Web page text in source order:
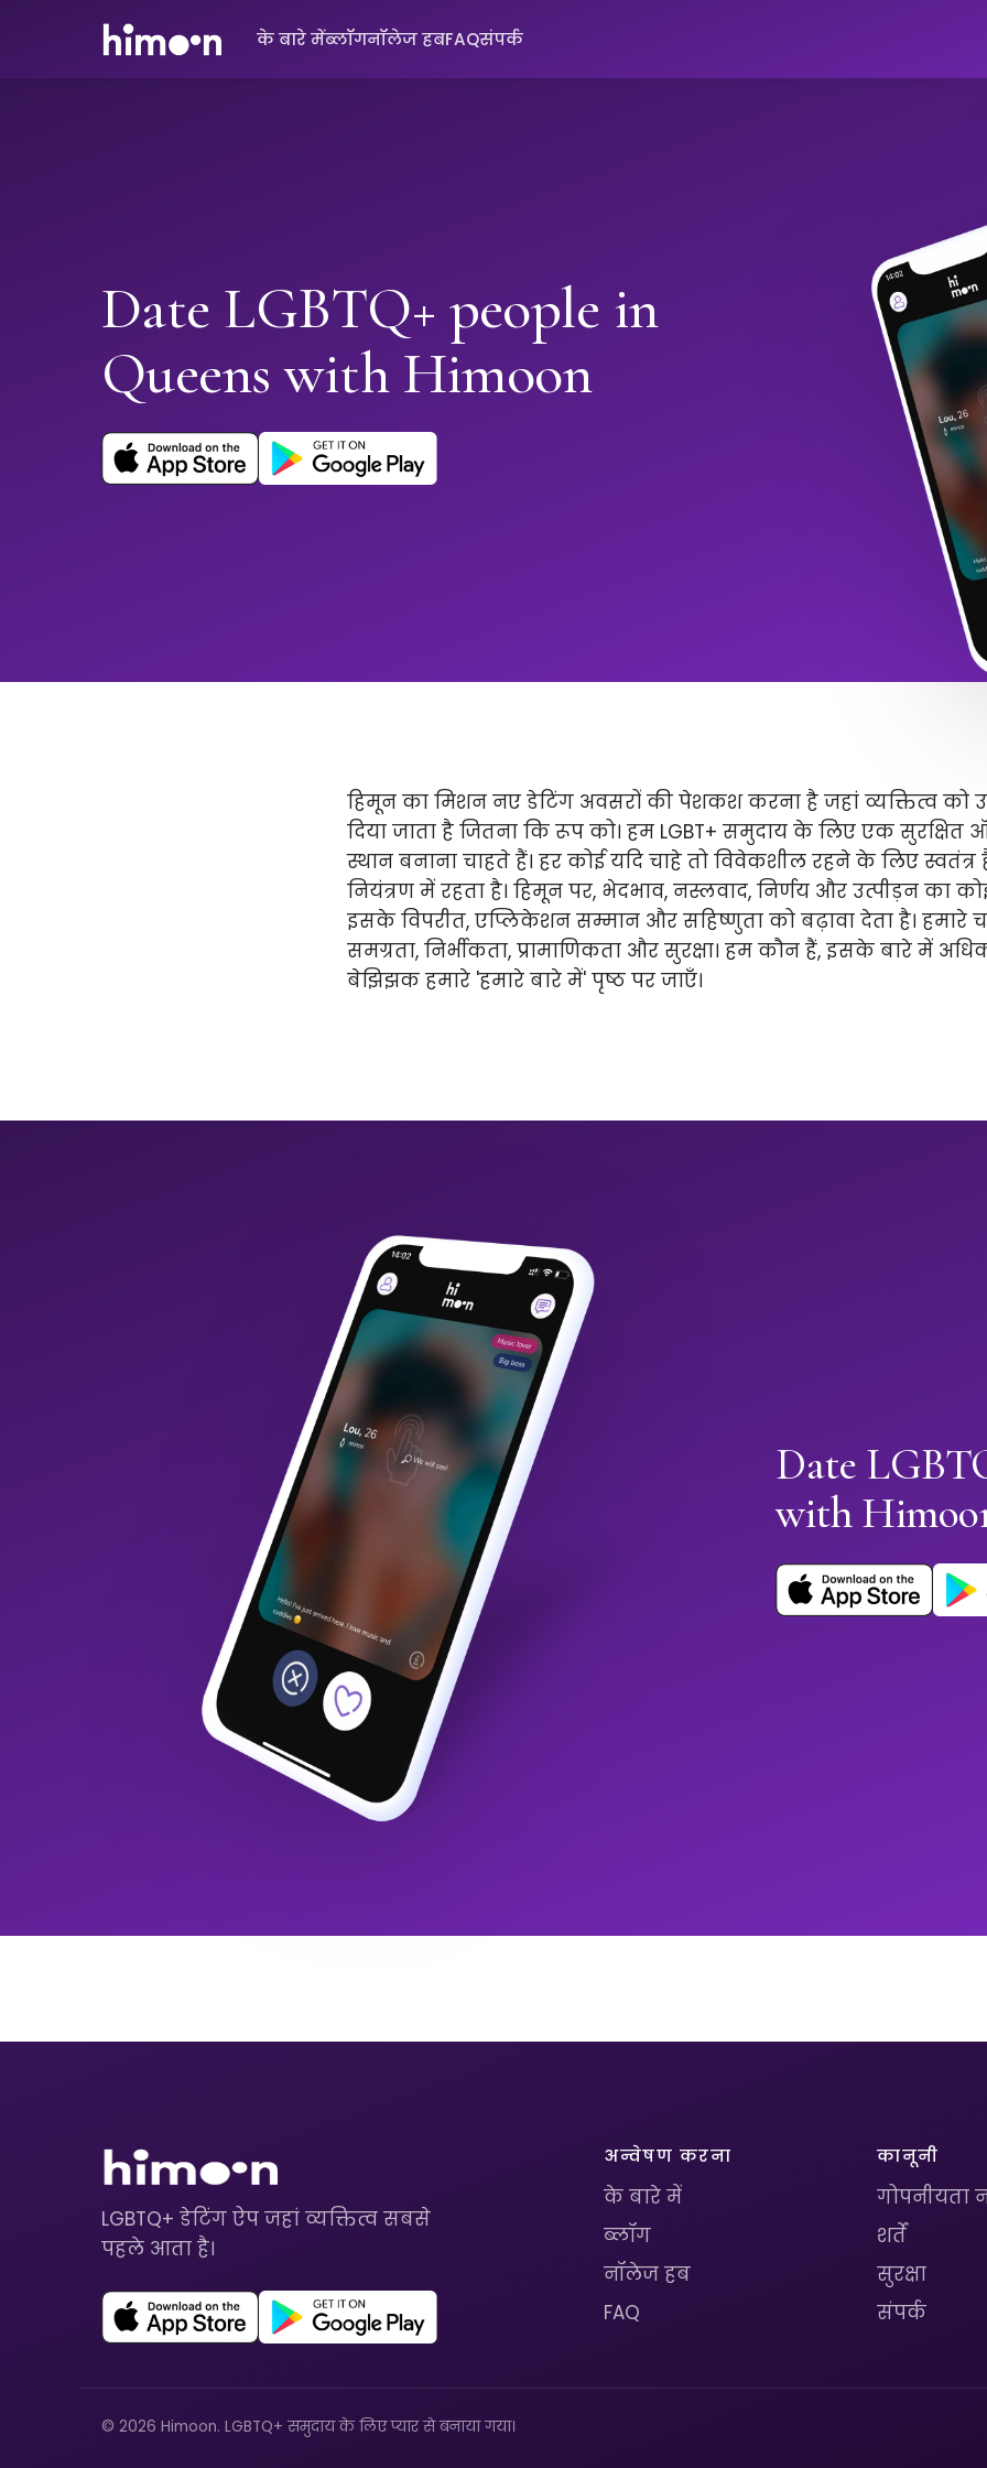
के बारे मेंब्लॉगनॉलेज हबFAQसंपर्क
Date LGBTQ+ people in
Queens with Himoon
हिमून का मिशन नए डेटिंग अवसरों की पेशकश करना है जहां व्यक्तित्व को
दिया जाता है जितना कि रूप को। हम LGBT+ समुदाय के लिए एक सुरक्षित
स्थान बनाना चाहते हैं। हर कोई यदि चाहे तो विवेकशील रहने के लिए
नियंत्रण में रहता है। हिमून पर, भेदभाव, नस्लवाद, निर्णय और उत्पीड़न का
इसके विपरीत, एप्लिकेशन सम्मान और सहिष्णुता को बढ़ावा देता है। हमारे
समग्रता, निर्भीकता, प्रामाणिकता और सुरक्षा। हम कौन हैं, इसके बारे में
बेझिझक हमारे 'हमारे बारे में' पृष्ठ पर जाएँ।
Date
with
LGBTQ+ डेटिंग ऐप जहां व्यक्तित्व सबसे
पहले आता है।
अन्वेषण करना
के बारे में
ब्लॉग
नॉलेज हब
FAQ
कानूनी
गोपनीयता
शर्तें
सुरक्षा
संपर्क
© 2026 Himoon. LGBTQ+ समुदाय के लिए प्यार से बनाया गया।